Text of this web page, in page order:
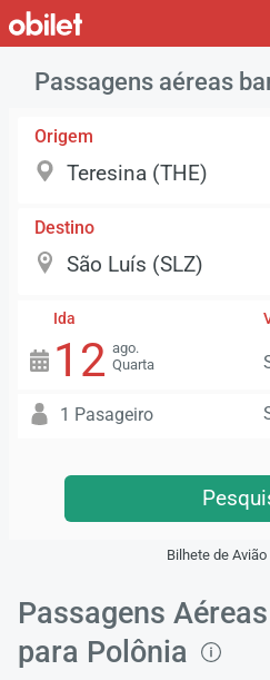
Passagens aéreas
Origem
Destino
Ida
12 ago.
Quarta
1 Pasageiro
Bilhete de Avião
Passagens
para Polônia